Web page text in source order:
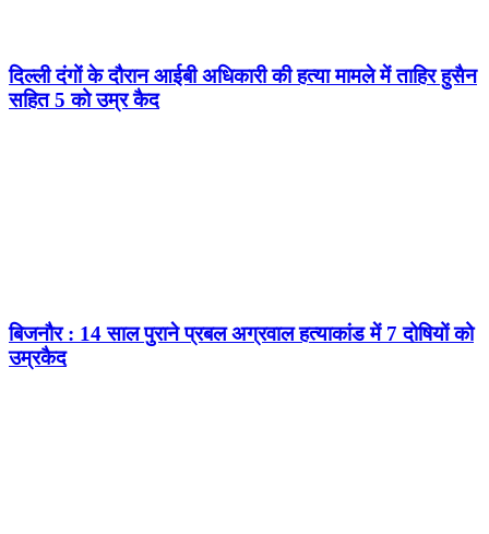
दिल्ली दंगों के दौरान आईबी अधिकारी की हत्या मामले में ताहिर हुसैन
सहित 5 को उम्र कैद
बिजनौर : 14 साल पुराने प्रबल अग्रवाल हत्याकांड में 7 दोषियों को
उम्रकैद